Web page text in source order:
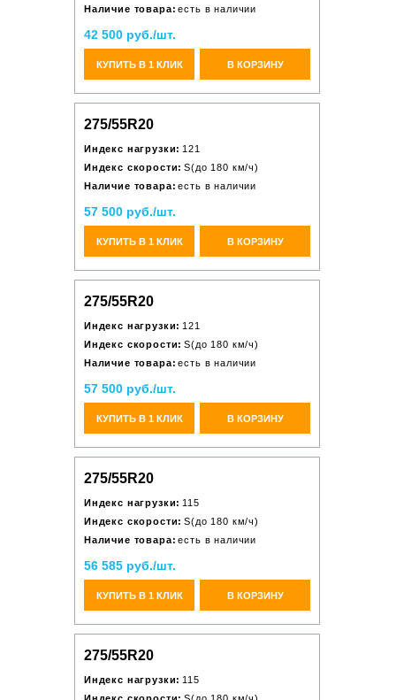
Наличие товара: есть в наличии
42 500 руб./шт.
КУПИТЬ В 1 КЛИК В КОРЗИНУ
275/55R20
Индекс нагрузки: 121
Индекс скорости: S(до 180 км/ч)
Наличие товара: есть в наличии
57 500 руб./шт.
КУПИТЬ В 1 КЛИК В КОРЗИНУ
275/55R20
Индекс нагрузки: 121
Индекс скорости: S(до 180 км/ч)
Наличие товара: есть в наличии
57 500 руб./шт.
КУПИТЬ В 1 КЛИК В КОРЗИНУ
275/55R20
Индекс нагрузки: 115
Индекс скорости: S(до 180 км/ч)
Наличие товара: есть в наличии
56 585 руб./шт.
КУПИТЬ В 1 КЛИК В КОРЗИНУ
275/55R20
Индекс нагрузки: 115